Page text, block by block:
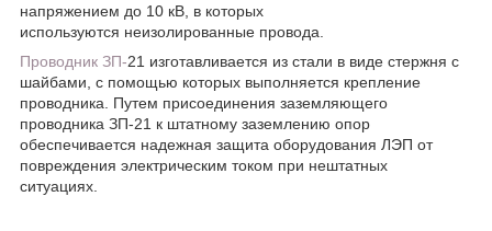
напряжением до 10 кВ, в которых
используются неизолированные провода.
Проводник ЗП-21 изготавливается из стали в виде стержня с
шайбами, с помощью которых выполняется крепление
проводника. Путем присоединения заземляющего
проводника ЗП-21 к штатному заземлению опор
обеспечивается надежная защита оборудования ЛЭП от
повреждения электрическим током при нештатных
ситуациях.